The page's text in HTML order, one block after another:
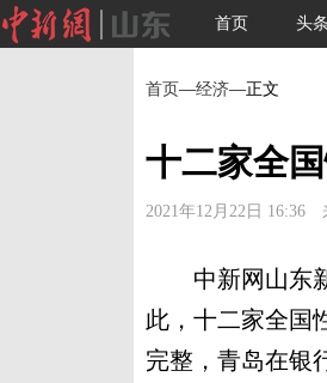
首页 头条
首页—经济—正文
十二家全
2021年12月22日 16:36
中新网山东新
此，十二家全国
完整，青岛在银